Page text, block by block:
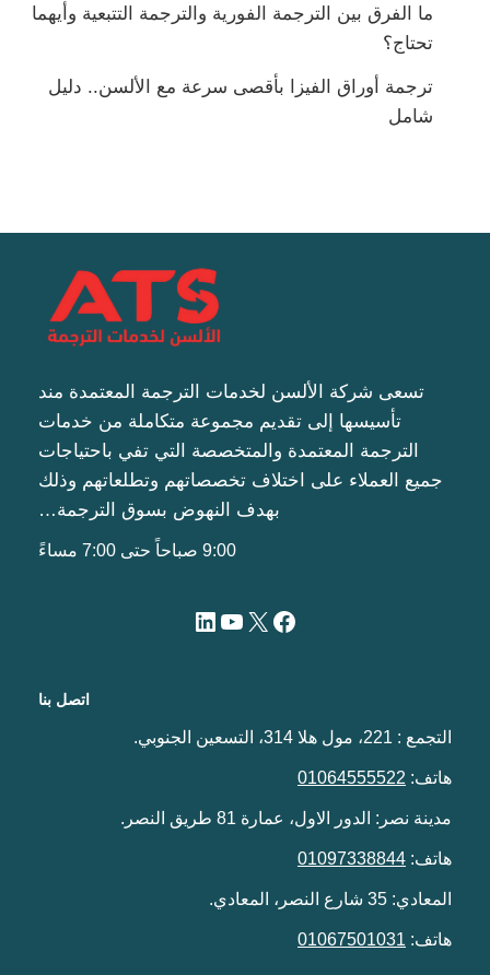
ما الفرق بين الترجمة الفورية والترجمة التتبعية وأيهما
تحتاج؟
ترجمة أوراق الفيزا بأقصى سرعة مع الألسن.. دليل
شامل
تسعى شركة الألسن لخدمات الترجمة المعتمدة مند
تأسيسها إلى تقديم مجموعة متكاملة من خدمات
الترجمة المعتمدة والمتخصصة التي تفي باحتياجات
جميع العملاء على اختلاف تخصصاتهم وتطلعاتهم وذلك
بهدف النهوض بسوق الترجمة…
اتصل بنا
التجمع : 221، مول هلا 314، التسعين الجنوبي.
هاتف: 01064555522
مدينة نصر: الدور الاول، عمارة 81 طريق النصر.
هاتف: 01097338844
المعادي: 35 شارع النصر، المعادي.
هاتف: 01067501031